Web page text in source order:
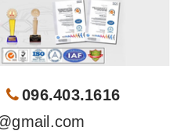
096.403.1616